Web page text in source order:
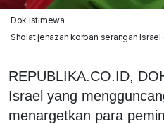
Dok Istimewa
Sholat jenazah korban serangan Israel
REPUBLIKA.CO.ID,
Israel yang
menargetkan para